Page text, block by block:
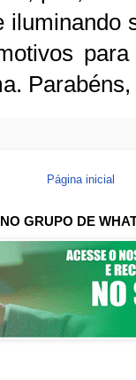
iluminando
Página inicial
GRUPO DE